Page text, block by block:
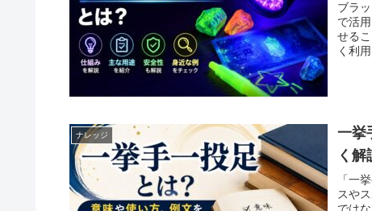
ブラ
で活
せる
く利
ナレッジ
一挙
く解
「一
スや